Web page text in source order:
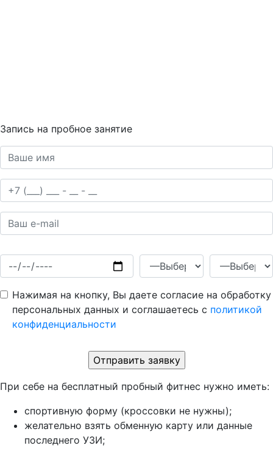
Запись на пробное занятие
Нажимая на кнопку, Вы даете согласие на обработку
персональных данных и соглашаетесь c политикой
конфиденциальности
При себе на бесплатный пробный фитнес нужно иметь:
спортивную форму (кроссовки не нужны);
желательно взять обменную карту или данные
последнего УЗИ;